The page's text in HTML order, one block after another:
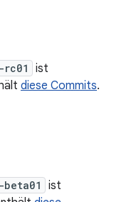
ist
diese Commits.
ist